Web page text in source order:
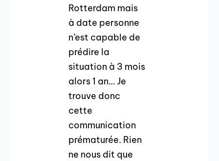
Rotterdam mais
à date personne
n’est capable de
prédire la
situation à 3 mois
alors 1 an… Je
trouve donc
cette
communication
prématurée. Rien
ne nous dit que